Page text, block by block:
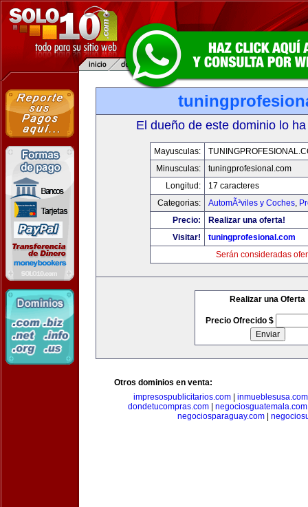
El dueño de este dominio lo
Mayusculas:
Minusculas:
tuningprofesional.com
Longitud:
17 caracteres
Categorias:
AutomÃ³viles y Coches,
Precio:
Realizar una oferta!
Visitar!
tuningprofesional.com
Serán consideradas
Realizar una Oferta
Precio Ofrecido $
Otros dominios en venta:
impresospublicitarios.com
inmueblesusa.com
dondetucompras.com| negociosguatemala.com
negociosparaguay.com